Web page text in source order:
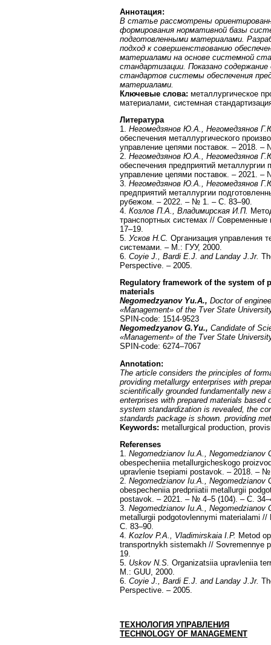
Аннотация:
В статье рассмотрены
формирования нормативной базы
подготовленными материалами.
подход к совершенствованию
материалами на основе системной
стандартизации. Показано
стандартов системы обеспечения
материалами.
Ключевые слова: металлургическое
материалами, системная
Литература
1. Негомедзянов Ю.А., Негомедзянов
обеспечения металлургического
управление цепями поставок. – 2018.
2. Негомедзянов Ю.А., Негомедзянов
обеспечения предприятий
управление цепями поставок. – 2021. –
3. Негомедзянов Ю.А., Негомедзянов
предприятий металлургии
рубежом. – 2022. – № 1. – C. 83–90.
4. Козлов П.А., Владимирская И.П.
транспортных системах //
17–19.
5. Усков Н.С. Организация управления
системами. – М.: ГУУ, 2000.
6. Coyie J., Bardi E.J. and Landay J.Jr.
Perspective. – 2005.
Regulatory framework of the system
materials
Negomedzyanov Yu.A., Doctor of
«Management» of the Tver State
SPIN-code: 1514-9523
Negomedzyanov G.Yu., Candidate of
«Management» of the Tver State
SPIN-code: 6274–7067
Annotation:
The article considers the principles of
providing metallurgy enterprises with
scientifically grounded fundamentally new
enterprises with prepared materials
system standardization is revealed, the
standards package is shown. providing
Keywords: metallurgical production,
Referenses
1. Negomedzianov Iu.A., Negomedzianov
obespecheniia metallurgicheskogo
upravlenie tsepiami postavok. – 2018. –
2. Negomedzianov Iu.A., Negomedzianov
obespecheniia predpriiatii metallurgii
postavok. – 2021. – № 4–5 (104). – C.
3. Negomedzianov Iu.A., Negomedzianov
metallurgii podgotovlennymi materialami
C. 83–90.
4. Kozlov P.A., Vladimirskaia I.P. Metod
transportnykh sistemakh // Sovremennye
19.
5. Uskov N.S. Organizatsiia upravleniia
M.: GUU, 2000.
6. Coyie J., Bardi E.J. and Landay J.Jr.
Perspective. – 2005.
ТЕХНОЛОГИЯ УПРАВЛЕНИЯ
TECHNOLOGY OF MANAGEMENT